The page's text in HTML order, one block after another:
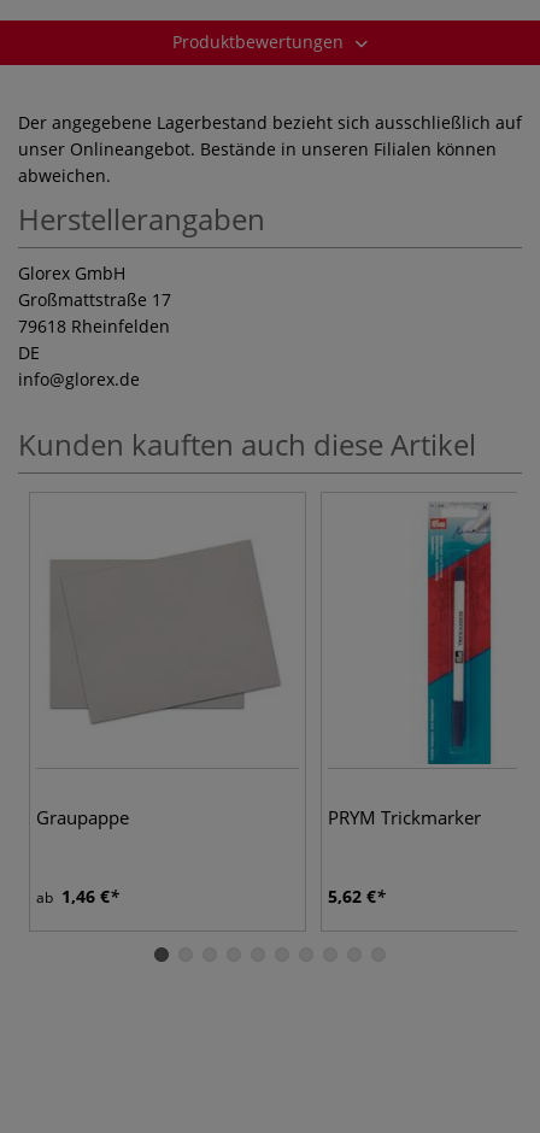
Produktbewertungen
Der angegebene Lagerbestand bezieht sich ausschließlich auf
unser Onlineangebot. Bestände in unseren Filialen können
abweichen.
Herstellerangaben
Glorex GmbH
Großmattstraße 17
79618 Rheinfelden
DE
info@glorex.de
Kunden kauften auch diese Artikel
Graupappe
ab 1,46 €
PRYM Trickmarker
5,62 €